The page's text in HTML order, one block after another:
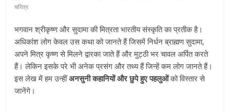
चरित्र
भगवान श्रीकृष्ण और सुदामा की मित्रता भारतीय संस्कृति का प्रतीक है।
अधिकांश लोग केवल उस कथा को जानते हैं जिसमें निर्धन ब्राह्मण सुदामा,
अपने मित्र कृष्ण से मिलने द्वारका जाते हैं और मुट्ठी भर चावल अर्पित करते
हैं। लेकिन इसके परे भी अनेक प्रसंग और तथ्य हैं जिन्हें कम लोग जानते हैं।
इस लेख में हम उन्हींअनसुनी कहानियों और छुपे हुए पहलुओंको विस्तार से
जानेंगे।